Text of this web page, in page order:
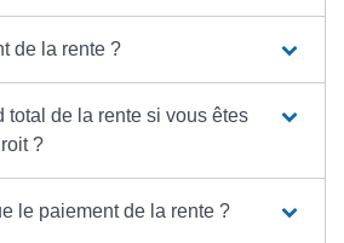
de la rente ?
total de la rente si vous êtes
?
le paiement de la rente ?